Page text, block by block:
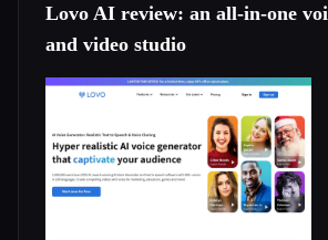
Lovo AI review: an all-in-one
and video studio